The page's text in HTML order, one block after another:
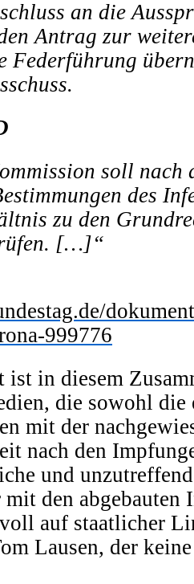
an die
Antrag zur
Federführung
soll nach
des
zu den
[…]“
999776
ist in diesem
die sowohl die
mit der
nach den
und
mit den abgebauten
auf staatlicher
Lausen, der